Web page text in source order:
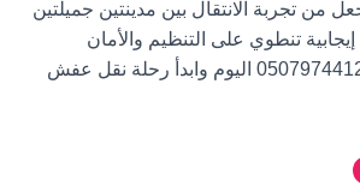
من تجربة الانتقال بين مدينتين جميلتين
تنطوي على التنظيم والأمان
اليوم وابدأ رحلة نقل عفش